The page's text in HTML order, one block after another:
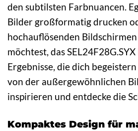
den subtilsten Farbnuancen.
Bilder großformatig drucken
hochauflösenden
möchtest, das
Ergebnisse, die dich
von der außergewöhnlichen
inspirieren und entdecke die
Kompaktes Design für